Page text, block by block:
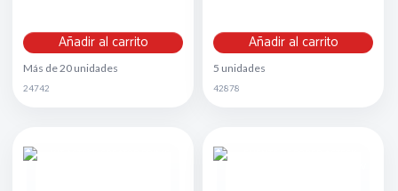
Añadir al carrito
Más de 20 unidades
24742
Añadir al carrito
5 unidades
42878